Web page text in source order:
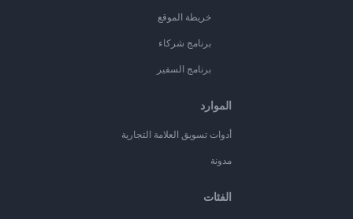
خريطة الموقع
برنامج شركاء
برنامج السفير
الموارد
أدوات تسويق العلامة التجارية
مدونة
الفئات